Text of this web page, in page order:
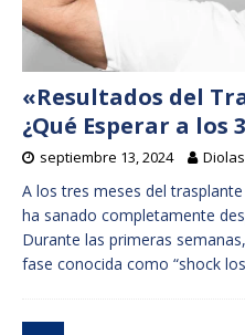
«Resultados del
¿Qué Esperar a los
septiembre 13, 2024
A los tres meses del
ha sanado completamente
Durante las primeras
fase conocida como “shock